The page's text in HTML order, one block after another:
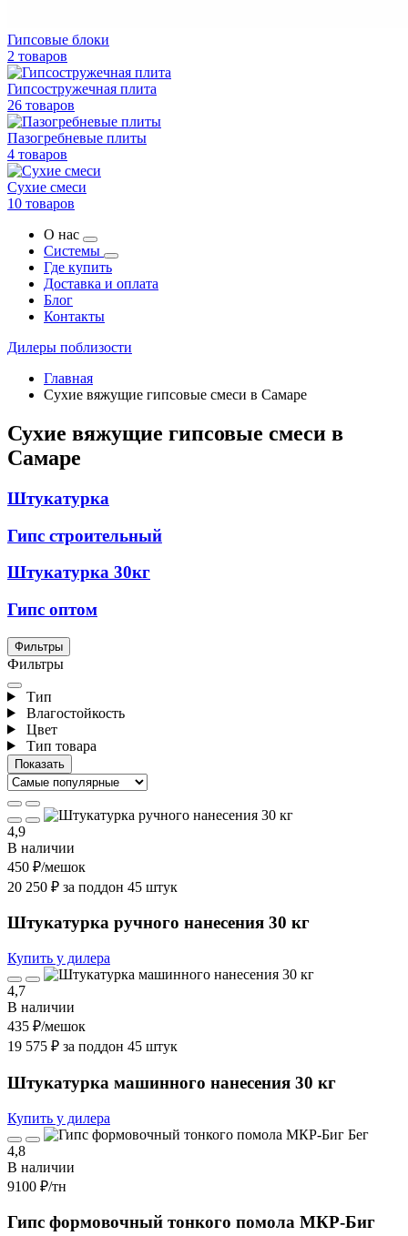
Гипсовые блоки
2 товаров
Гипсостружечная плита
26 товаров
Пазогребневые плиты
4 товаров
Сухие смеси
10 товаров
О нас
Системы
Где купить
Доставка и оплата
Блог
Контакты
Дилеры поблизости
Главная
Сухие вяжущие гипсовые смеси в Самаре
Сухие вяжущие гипсовые смеси в
Самаре
Штукатурка
Гипс строительный
Штукатурка 30кг
Гипс оптом
Фильтры
Фильтры
Тип
Влагостойкость
Цвет
Тип товара
4,9
В наличии
450 ₽/мешок
20 250 ₽ за поддон 45 штук
Штукатурка ручного нанесения 30 кг
Купить у дилера
4,7
В наличии
435 ₽/мешок
19 575 ₽ за поддон 45 штук
Штукатурка машинного нанесения 30 кг
Купить у дилера
4,8
В наличии
9100 ₽/тн
Гипс формовочный тонкого помола МКР-Биг